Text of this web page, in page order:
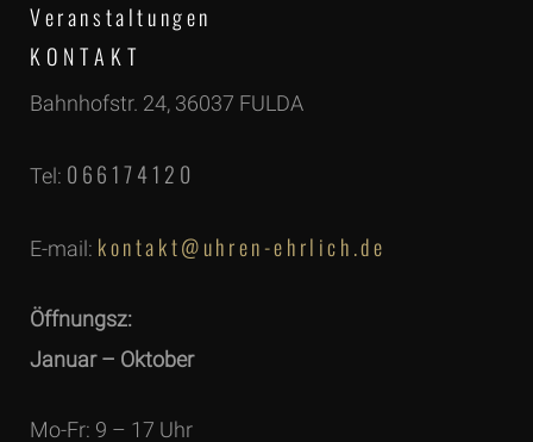
Veranstaltungen
KONTAKT
Bahnhofstr. 24, 36037 FULDA
Tel: 066174120
E-mail: kontakt@uhren-ehrlich.de
Öffnungsz:
Januar – Oktober
Mo-Fr: 9 – 17 Uhr